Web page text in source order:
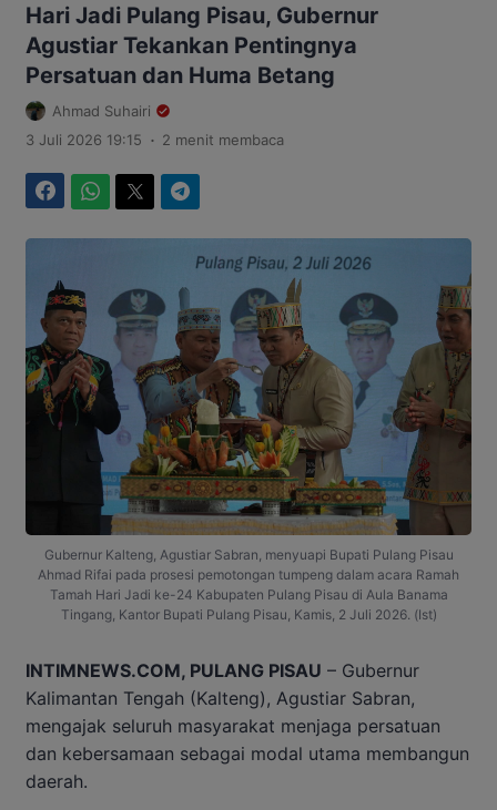
Hari Jadi Pulang Pisau, Gubernur
Agustiar Tekankan Pentingnya
Persatuan dan Huma Betang
Ahmad Suhairi
3 Juli 2026 19:15 . 2 menit membaca
Gubernur Kalteng, Agustiar Sabran, menyuapi Bupati Pulang Pisau
Ahmad Rifai pada prosesi pemotongan tumpeng dalam acara Ramah
Tamah Hari Jadi ke-24 Kabupaten Pulang Pisau di Aula Banama
Tingang, Kantor Bupati Pulang Pisau, Kamis, 2 Juli 2026. (Ist)
INTIMNEWS.COM, PULANG PISAU – Gubernur
Kalimantan Tengah (Kalteng), Agustiar Sabran,
mengajak seluruh masyarakat menjaga persatuan
dan kebersamaan sebagai modal utama membangun
daerah.